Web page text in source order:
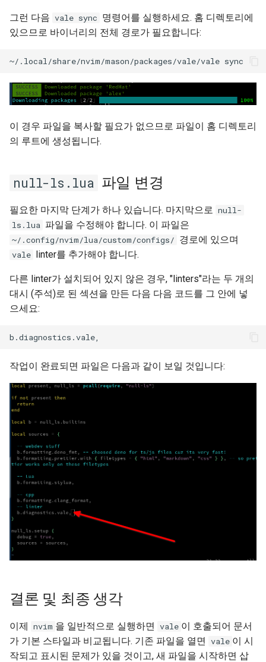
그런 다음 vale sync 명령어를 실행하세요. 홈 디렉토리에
있으므로 바이너리의 전체 경로가 필요합니다:
이 경우 파일을 복사할 필요가 없으므로 파일이 홈 디렉토리
의 루트에 생성됩니다.
null-ls.lua 파일 변경
필요한 마지막 단계가 하나 있습니다. 마지막으로 null-
ls.lua 파일을 수정해야 합니다. 이 파일은
~/.config/nvim/lua/custom/configs/ 경로에 있으며
vale linter를 추가해야 합니다.
다른 linter가 설치되어 있지 않은 경우, "linters"라는 두 개의
대시 (주석)로 된 섹션을 만든 다음 다음 코드를 그 안에 넣
으세요:
작업이 완료되면 파일은 다음과 같이 보일 것입니다:
결론 및 최종 생각
이제 nvim 을 일반적으로 실행하면 vale 이 호출되어 문서
가 기본 스타일과 비교됩니다. 기존 파일을 열면 vale 이 시
작되고 표시된 문제가 있을 것이고, 새 파일을 시작하면 삽